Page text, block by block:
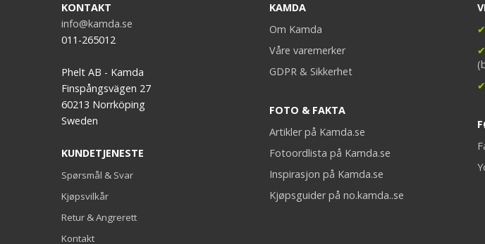
KONTAKT
info@kamda.se
011-265012
Phelt AB - Kamda
Finspångsvägen 27
60213 Norrköping
Sweden
KUNDETJENESTE
Spørsmål & Svar
Kjøpsvilkår
Retur & Angrerett
Kontakt
KAMDA
Om Kamda
Våre varemerker
GDPR & Sikkerhet
FOTO & FAKTA
Artikler på Kamda.se
Fotoordlista på Kamda.se
Inspirasjon på Kamda.se
Kjøpsguider på no.kamda..se
✔
✔
✔